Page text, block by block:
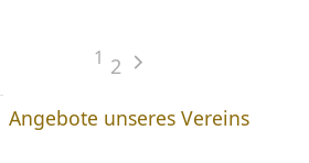
1 2
Angebote unseres Vereins